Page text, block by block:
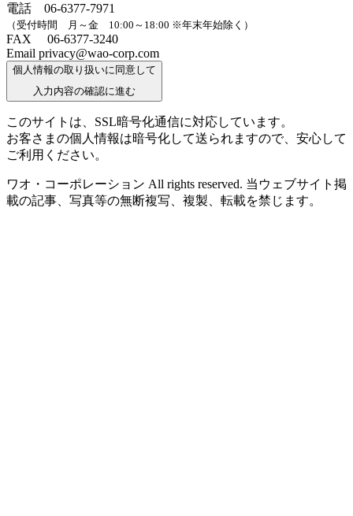
電話 06-6377-7971
（受付時間 月～金 10:00～18:00 ※年末年始除く）
FAX 06-6377-3240
Email privacy@wao-corp.com
個人情報の取り扱いに同意して
入力内容の確認に進む
このサイトは、SSL暗号化通信に対応しています。
お客さまの個人情報は暗号化して送られますので、安心して
ご利用ください。
ワオ・コーポレーション All rights reserved. 当ウェブサイト掲
載の記事、写真等の無断複写、複製、転載を禁じます。